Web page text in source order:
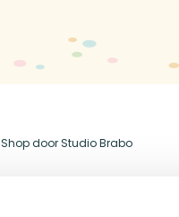
Shop door Studio Brabo